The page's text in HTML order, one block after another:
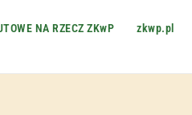
NA RZECZ ZKwP zkwp.pl